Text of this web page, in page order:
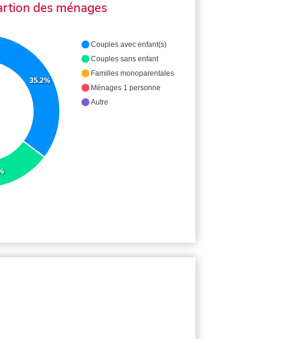
des ménages
35.2%
Couples avec enfant(s)
Couples sans enfant
Familles monoparentales
Ménages 1 personne
Autre